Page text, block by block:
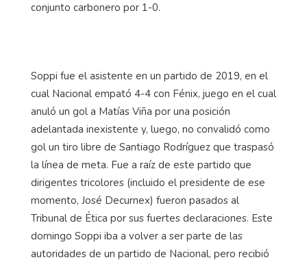
conjunto carbonero por 1-0.
Soppi fue el asistente en un partido de 2019, en el
cual Nacional empató 4-4 con Fénix, juego en el cual
anuló un gol a Matías Viña por una posición
adelantada inexistente y, luego, no convalidó como
gol un tiro libre de Santiago Rodríguez que traspasó
la línea de meta. Fue a raíz de este partido que
dirigentes tricolores (incluido el presidente de ese
momento, José Decurnex) fueron pasados al
Tribunal de Ética por sus fuertes declaraciones. Este
domingo Soppi iba a volver a ser parte de las
autoridades de un partido de Nacional, pero recibió